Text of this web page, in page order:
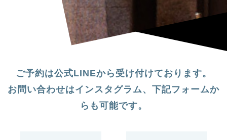
ご予約は公式LINEから受け付けております。
お問い合わせはインスタグラム、下記フォームか
らも可能です。